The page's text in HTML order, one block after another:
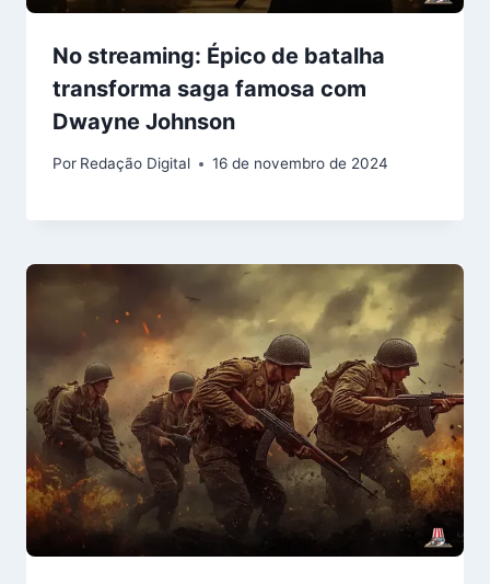
No streaming: Épico de batalha
transforma saga famosa com
Dwayne Johnson
Por Redação Digital 16 de novembro de 2024